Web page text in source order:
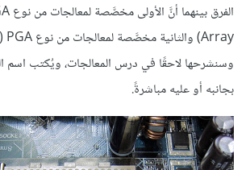
وسنشرحها لاحقًا في درس المعالجات، ويُكتب اسم
بجانبه أو عليه مباشرةً.